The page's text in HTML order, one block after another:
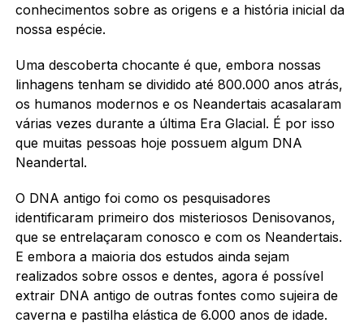
conhecimentos sobre as origens e a história inicial da
nossa espécie.
Uma descoberta chocante é que, embora nossas
linhagens tenham se dividido até 800.000 anos atrás,
os humanos modernos e os Neandertais acasalaram
várias vezes durante a última Era Glacial. É por isso
que muitas pessoas hoje possuem algum DNA
Neandertal.
O DNA antigo foi como os pesquisadores
identificaram primeiro dos misteriosos Denisovanos,
que se entrelaçaram conosco e com os Neandertais.
E embora a maioria dos estudos ainda sejam
realizados sobre ossos e dentes, agora é possível
extrair DNA antigo de outras fontes como sujeira de
caverna e pastilha elástica de 6.000 anos de idade.